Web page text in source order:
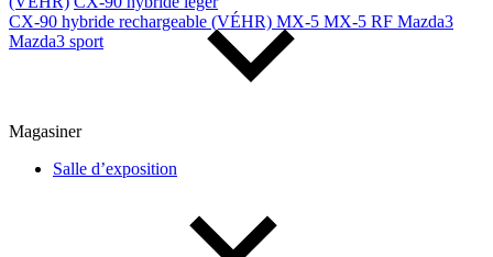
CX-90 hybride rechargeable (VÉHR) MX-5 MX-5 RF Mazda3
Mazda3 sport
Magasiner
Salle d’exposition